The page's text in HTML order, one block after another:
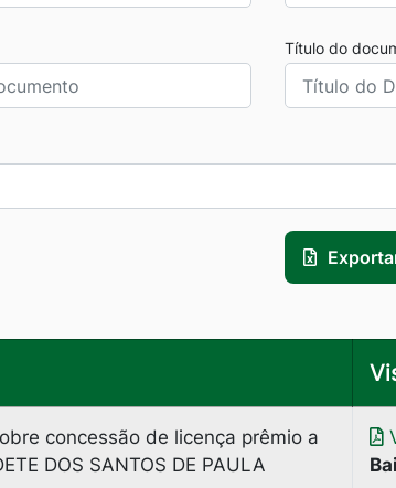
Título do
concessão de licença prêmio a
DOS SANTOS DE PAULA